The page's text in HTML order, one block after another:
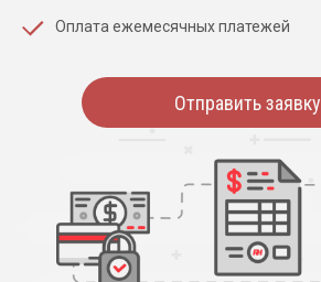
Оплата ежемесячных платежей
Отправить заявку